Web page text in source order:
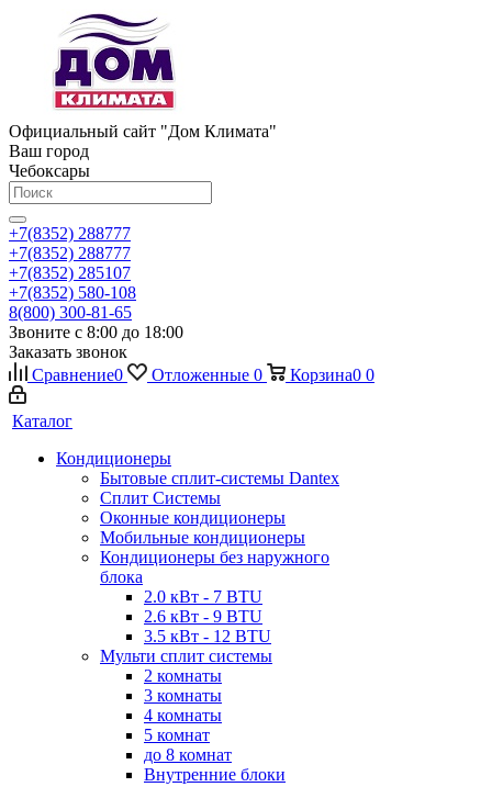
Официальный сайт "Дом Климата"
Ваш город
Чебоксары
+7(8352) 288777
+7(8352) 288777
+7(8352) 285107
+7(8352) 580-108
8(800) 300-81-65
Звоните с 8:00 до 18:00
Заказать звонок
Сравнение0 Отложенные 0 Корзина0 0
Каталог
Кондиционеры
Бытовые сплит-системы Dantex
Сплит Системы
Оконные кондиционеры
Мобильные кондиционеры
Кондиционеры без наружного
блока
2.0 кВт - 7 BTU
2.6 кВт - 9 BTU
3.5 кВт - 12 BTU
Мульти сплит системы
2 комнаты
3 комнаты
4 комнаты
5 комнат
до 8 комнат
Внутренние блоки